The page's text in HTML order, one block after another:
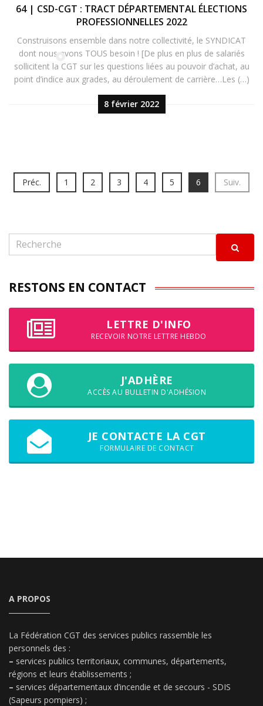
8 février 2022
64 | CSD-CGT : TRACT DÉPARTEMENTAL ÉLECTIONS
PROFESSIONNELLES 2022
Construisons ensemble dans notre collectivité, le SYNDICAT
dont nous avons TOUS besoin ! [De plus en plus de salariés
sollicitent la CGT sur les questions liées au pouvoir d’achat, au
point d’indice aux grades, au déroulement de carrière…Les (…)
Préc. 1 2 3 4 5 6 Suiv.
RESTONS EN CONTACT
LETTRE D'INFO
RECEVOIR NOTRE LETTRE HEBDO
J'ADHÈRE
ACCÈS AU BULLETIN D'ADHÉSION
JE CONTACTE LA CGT
FORMULAIRE DE CONTACT
A PROPOS
La Fédération CGT des services publics rassemble les
personnels des :
– services publics territoriaux, communes, départements,
régions et leurs établissements ;
– services départementaux d’incendie et de secours - SDIS
(Sapeurs pompiers) ;